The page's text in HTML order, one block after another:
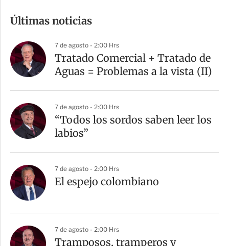
p
a
r
t
Últimas noticias
7 de agosto - 2:00 Hrs
Tratado Comercial + Tratado de
Aguas = Problemas a la vista (II)
7 de agosto - 2:00 Hrs
“Todos los sordos saben leer los
labios”
7 de agosto - 2:00 Hrs
El espejo colombiano
7 de agosto - 2:00 Hrs
Tramposos, tramperos y